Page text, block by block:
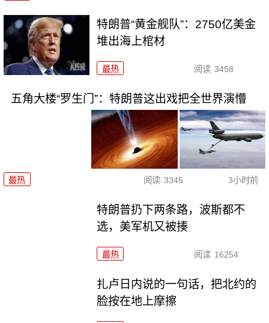
特朗普“黄金舰队”：2750亿美金
堆出海上棺材
最热 阅读 3458
五角大楼“罗生门”：特朗普这出戏把全世界演懵
最热 阅读 3345 3小时前
特朗普扔下两条路，波斯都不
选，美军机又被揍
最热 阅读 16254
扎卢日内说的一句话，把北约的
脸按在地上摩擦